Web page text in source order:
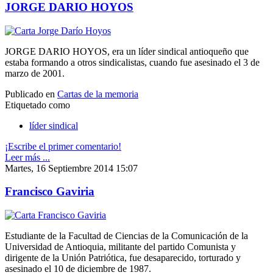
JORGE DARIO HOYOS
JORGE DARIO HOYOS, era un líder sindical antioqueño que
estaba formando a otros sindicalistas, cuando fue asesinado el 3 de
marzo de 2001.
Publicado en Cartas de la memoria
Etiquetado como
líder sindical
¡Escribe el primer comentario!
Leer más ...
Martes, 16 Septiembre 2014 15:07
Francisco Gaviria
Estudiante de la Facultad de Ciencias de la Comunicación de la
Universidad de Antioquia, militante del partido Comunista y
dirigente de la Unión Patriótica, fue desaparecido, torturado y
asesinado el 10 de diciembre de 1987.